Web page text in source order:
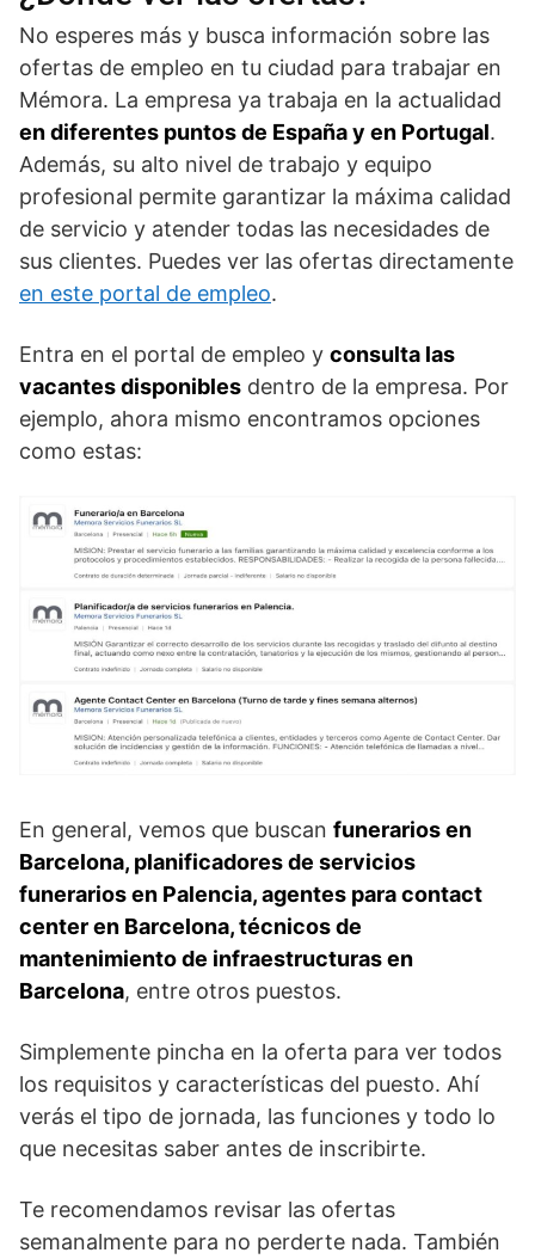
No esperes más y busca información sobre las
ofertas de empleo en tu ciudad para trabajar en
Mémora. La empresa ya trabaja en la actualidad
en diferentes puntos de España y en Portugal.
Además, su alto nivel de trabajo y equipo
profesional permite garantizar la máxima calidad
de servicio y atender todas las necesidades de
sus clientes. Puedes ver las ofertas directamente
en este portal de empleo.
Entra en el portal de empleo y consulta las
vacantes disponibles dentro de la empresa. Por
ejemplo, ahora mismo encontramos opciones
como estas:
En general, vemos que buscan funerarios en
Barcelona, planificadores de servicios
funerarios en Palencia, agentes para contact
center en Barcelona, técnicos de
mantenimiento de infraestructuras en
Barcelona, entre otros puestos.
Simplemente pincha en la oferta para ver todos
los requisitos y características del puesto. Ahí
verás el tipo de jornada, las funciones y todo lo
que necesitas saber antes de inscribirte.
Te recomendamos revisar las ofertas
semanalmente para no perderte nada. También